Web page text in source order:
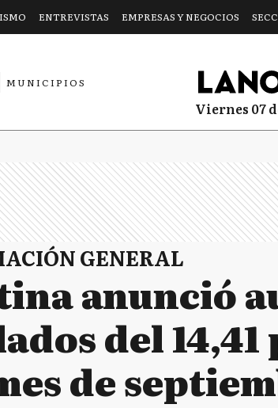
ENTREVISTAS EMPRESAS Y NEGOCIOS
MUNICIPIOS
viernes 07
GENERAL
anunció
del
de